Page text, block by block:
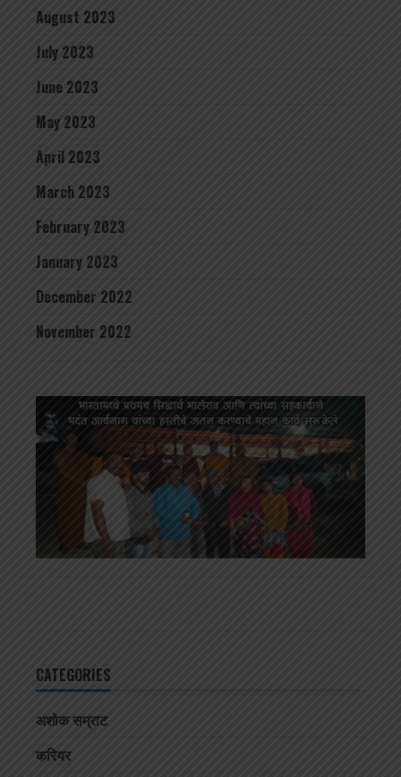
August 2023
July 2023
June 2023
May 2023
April 2023
March 2023
February 2023
January 2023
December 2022
November 2022
CATEGORIES
अशोक सम्राट
करियर